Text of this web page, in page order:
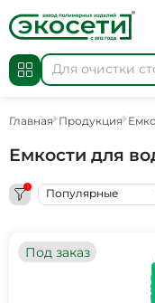
Главная Продукция
Емкости для
1 Популярные
Под заказ